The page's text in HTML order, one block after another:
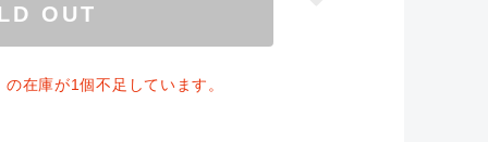
OUT
在庫が1個不足しています。